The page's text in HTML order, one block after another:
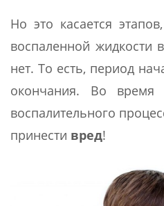
Но это касается
воспаленной жидкости
нет. То есть, период
окончания. Во время
воспалительного
принести вред!